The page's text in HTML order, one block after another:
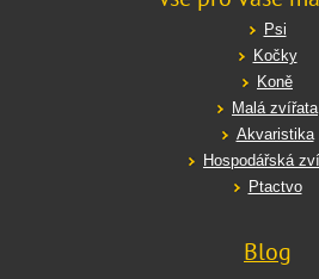
Psi
Kočky
Koně
Malá zvířata
Akvaristika
Hospodářská
Ptactvo
Blog